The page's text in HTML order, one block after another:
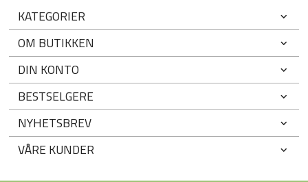
KATEGORIER
OM BUTIKKEN
DIN KONTO
BESTSELGERE
NYHETSBREV
VÅRE KUNDER